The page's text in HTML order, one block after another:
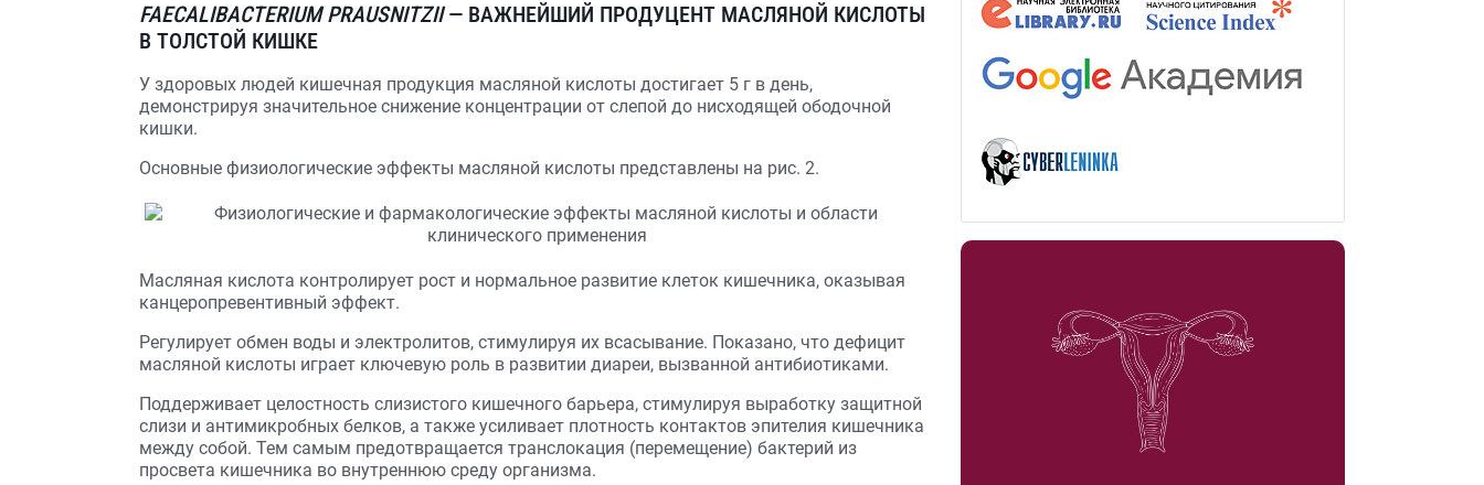
FAECALIBACTERIUM PRAUSNITZII— ВАЖНЕЙШИЙ ПРОДУЦЕНТ МАСЛЯНОЙ КИСЛОТЫ
В ТОЛСТОЙ КИШКЕ
У здоровых людей кишечная продукция масляной кислоты достигает 5 г в день,
демонстрируя значительное снижение концентрации от слепой до нисходящей ободочной
кишки.
Основные физиологические эффекты масляной кислоты представлены на рис. 2.
Масляная кислота контролирует рост и нормальное развитие клеток кишечника, оказывая
канцеропревентивный эффект.
Регулирует обмен воды и электролитов, стимулируя их всасывание. Показано, что дефицит
масляной кислоты играет ключевую роль в развитии диареи, вызванной антибиотиками.
Поддерживает целостность слизистого кишечного барьера, стимулируя выработку защитной
слизи и антимикробных белков, а также усиливает плотность контактов эпителия кишечника
между собой. Тем самым предотвращается транслокация (перемещение) бактерий из
просвета кишечника во внутреннюю среду организма.